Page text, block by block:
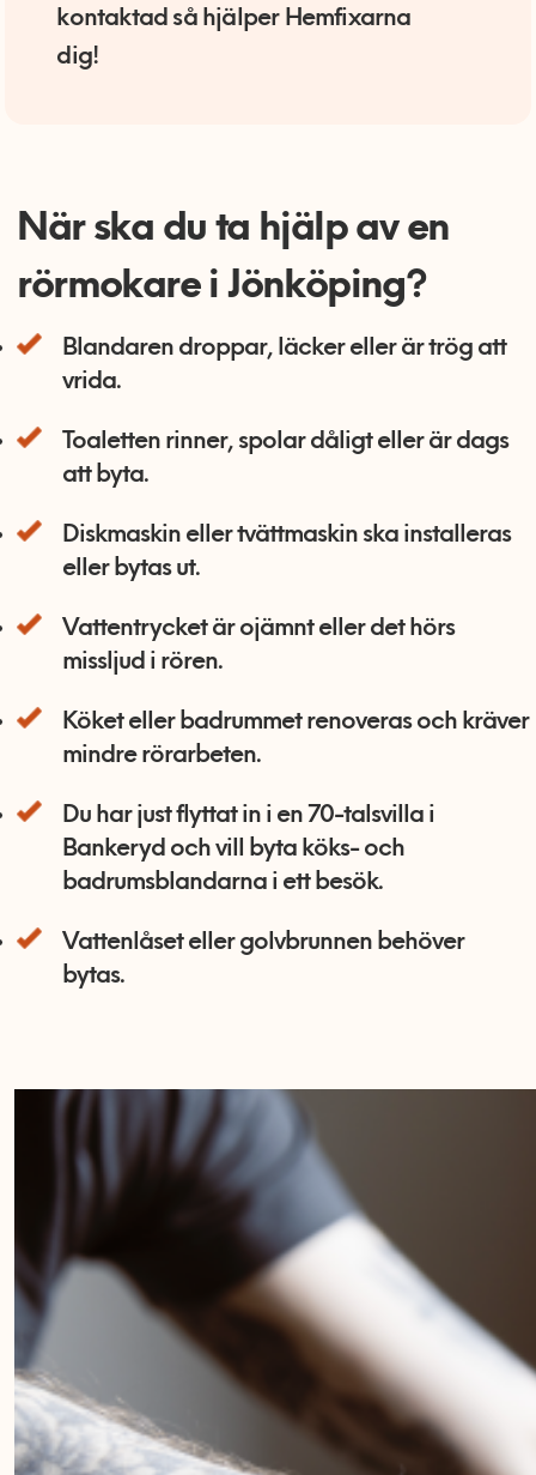
kontaktad så hjälper Hemfixarna
dig!
När ska du ta hjälp av en
rörmokare i Jönköping?
Blandaren droppar, läcker eller är trög att
vrida.
Toaletten rinner, spolar dåligt eller är dags
att byta.
Diskmaskin eller tvättmaskin ska installeras
eller bytas ut.
Vattentrycket är ojämnt eller det hörs
missljud i rören.
Köket eller badrummet renoveras och kräver
mindre rörarbeten.
Du har just flyttat in i en 70-talsvilla i
Bankeryd och vill byta köks- och
badrumsblandarna i ett besök.
Vattenlåset eller golvbrunnen behöver
bytas.